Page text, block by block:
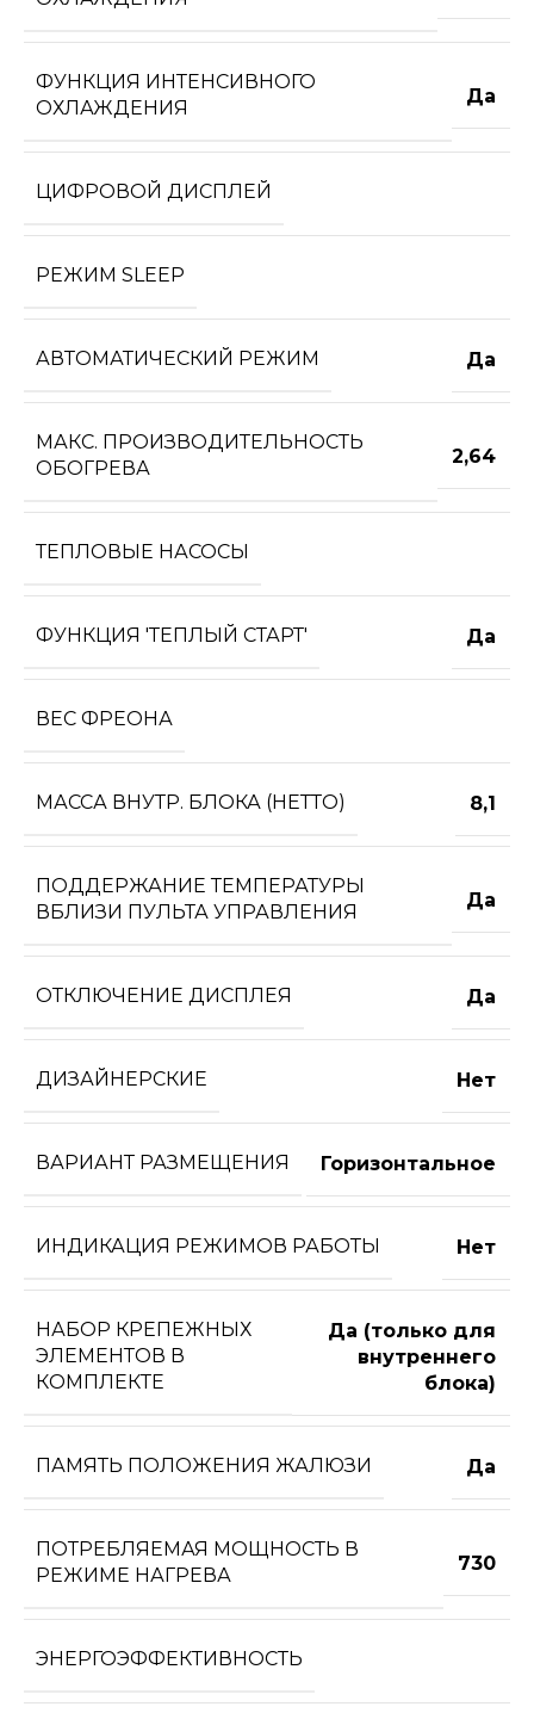
ФУНКЦИЯ ИНТЕНСИВНОГО
ОХЛАЖДЕНИЯ
Да
ЦИФРОВОЙ ДИСПЛЕЙ
РЕЖИМ SLEEP
АВТОМАТИЧЕСКИЙ РЕЖИМ Да
МАКС. ПРОИЗВОДИТЕЛЬНОСТЬ
ОБОГРЕВА
2,64
ТЕПЛОВЫЕ НАСОСЫ
ФУНКЦИЯ 'ТЕПЛЫЙ СТАРТ' Да
ВЕС ФРЕОНА
МАССА ВНУТР. БЛОКА (НЕТТО) 8,1
ПОДДЕРЖАНИЕ ТЕМПЕРАТУРЫ
ВБЛИЗИ ПУЛЬТА УПРАВЛЕНИЯ
Да
ОТКЛЮЧЕНИЕ ДИСПЛЕЯ Да
ДИЗАЙНЕРСКИЕ Нет
ВАРИАНТ РАЗМЕЩЕНИЯ Горизонтальное
ИНДИКАЦИЯ РЕЖИМОВ РАБОТЫ Нет
НАБОР КРЕПЕЖНЫХ
ЭЛЕМЕНТОВ В
КОМПЛЕКТЕ
Да (только для
внутреннего
блока)
ПАМЯТЬ ПОЛОЖЕНИЯ ЖАЛЮЗИ Да
ПОТРЕБЛЯЕМАЯ МОЩНОСТЬ В
РЕЖИМЕ НАГРЕВА
730
ЭНЕРГОЭФФЕКТИВНОСТЬ